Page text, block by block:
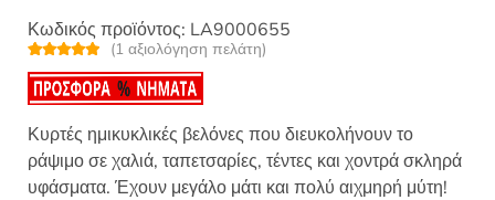
Κωδικός προϊόντος: LA9000655
Βαθμολογή
θηκε με5.00
από 5 με
βάση
1
πελάτη
(1 αξιολόγηση πελάτη)
Κυρτές ημικυκλικές βελόνες που διευκολήνουν το
ράψιμο σε χαλιά, ταπετσαρίες, τέντες και χοντρά σκληρά
υφάσματα. Έχουν μεγάλο μάτι και πολύ αιχμηρή μύτη!